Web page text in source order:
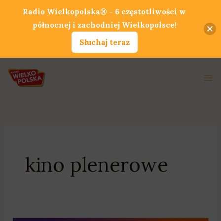
kino plenerowe
Radio Wielkopolska® - 6 częstotliwości w
północnej i zachodniej Wielkopolsce!
Słuchaj teraz